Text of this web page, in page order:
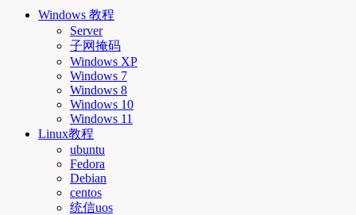
Windows 教程
Server
子网掩码
Windows XP
Windows 7
Windows 8
Windows 10
Windows 11
Linux教程
ubuntu
Fedora
Debian
centos
统信uos